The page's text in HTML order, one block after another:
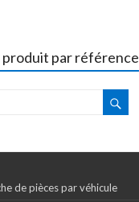
produit par référence
de pièces par véhicule